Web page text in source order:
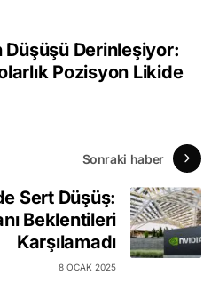
Derinleşiyor:
Pozisyon Likide
Sonraki haber
Sert Düşüş:
Beklentileri
Karşılamadı
8 OCAK 2025